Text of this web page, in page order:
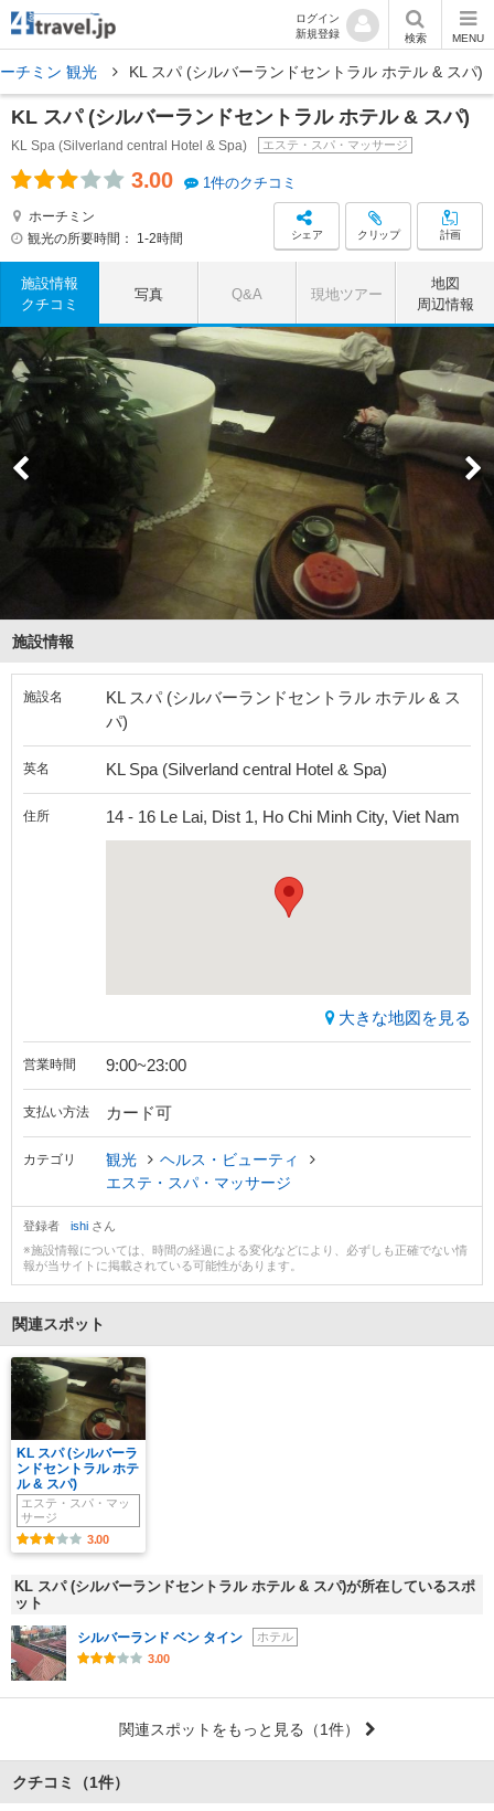
ログイン
新規登録
検索 MENU
チミン 観光 KL スパ (シルバーランドセントラル ホテル & スパ)
KL スパ (シルバーランドセントラル ホテル & スパ)
KL Spa (Silverland central Hotel & Spa) エステ・スパ・マッサージ
3.00 1件のクチコミ
ホーチミン
観光の所要時間：
1-2時間 シェア クリップ 計画
施設情報
クチコミ
写真 Q&A 現地ツアー
地図
周辺情報
施設情報
施設名
KL スパ (シルバーランドセントラル ホテル & ス
パ)
英名 KL Spa (Silverland central Hotel & Spa)
住所 14 - 16 Le Lai, Dist 1, Ho Chi Minh City, Viet Nam
大きな地図を見る
営業時間 9:00~23:00
支払い方法 カード可
カテゴリ 観光
ヘルス・ビューティ
エステ・スパ・マッサージ
登録者 ishi さん
※施設情報については、時間の経過による変化などにより、必ずしも正確でない情
報が当サイトに掲載されている可能性があります。
関連スポット
KL スパ (シルバーラ
ンドセントラル ホテ
ル & スパ)
エステ・スパ・マッ
サージ
3.00
KL スパ (シルバーランドセントラル ホテル & スパ)が所在しているスポ
ット
シルバーランド ベン タイン
ホテル
3.00
関連スポットをもっと見る （1件）
クチコミ （1件）